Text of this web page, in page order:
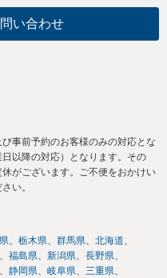
い合わせ
事前予約のお客様のみの対応とな
以降の対応）となります。その
がございます。ご不便をおかけい
い。
栃木県 群馬県
北海道
福島県 新潟県
長野県
静岡県 岐阜県
三重県